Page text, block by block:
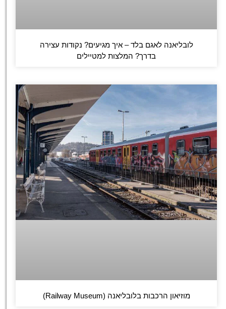
לובליאנה לאגם בלד – איך מגיעים? נקודות עצירה
בדרך? המלצות למטיילים
מוזיאון הרכבות בלובליאנה (Railway Museum)